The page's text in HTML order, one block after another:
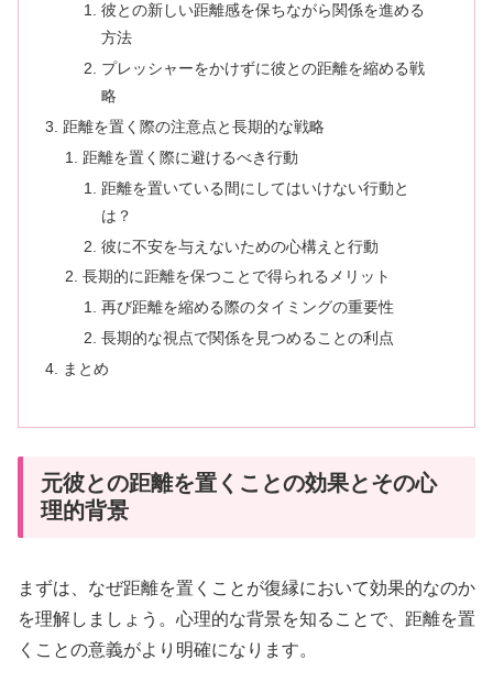
彼との新しい距離感を保ちながら関係を進める
方法
プレッシャーをかけずに彼との距離を縮める戦
略
距離を置く際の注意点と長期的な戦略
距離を置く際に避けるべき行動
距離を置いている間にしてはいけない行動と
は？
彼に不安を与えないための心構えと行動
長期的に距離を保つことで得られるメリット
再び距離を縮める際のタイミングの重要性
長期的な視点で関係を見つめることの利点
まとめ
元彼との距離を置くことの効果とその心
理的背景
まずは、なぜ距離を置くことが復縁において効果的なのか
を理解しましょう。心理的な背景を知ることで、距離を置
くことの意義がより明確になります。